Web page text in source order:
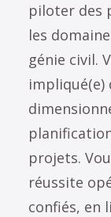
piloter des
les
génie civil.
impliqué(e)
projets.
réussite
confiés, en